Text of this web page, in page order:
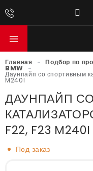
Главная - Подбор по
BMW -
Даунпайп со спортивным
M240I
ДАУНПАЙП
F22, F23 M240I
Под заказ